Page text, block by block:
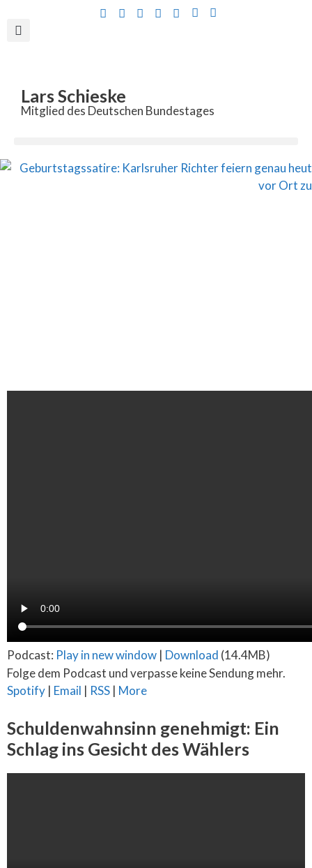
Lars Schieske
Mitglied des Deutschen Bundestages
Podcast: Play in new window | Download (14.4MB)
Folge dem Podcast und verpasse keine Sendung mehr.
Spotify | Email | RSS | More
Schuldenwahnsinn genehmigt: Ein
Schlag ins Gesicht des Wählers